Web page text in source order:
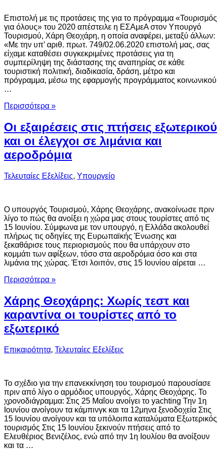
Επιστολή με τις προτάσεις της για το πρόγραμμα «Τουρισμός
για όλους» του 2020 απέστειλε η ΕΣΑμεΑ στον Υπουργό
Τουρισμού, Χάρη Θεοχάρη, η οποία αναφέρει, μεταξύ άλλων:
«Mε την υπ’ αριθ. πρωτ. 749/02.06.2020 επιστολή μας, σας
είχαμε καταθέσει συγκεκριμένες προτάσεις για τη
συμπερίληψη της διάστασης της αναπηρίας σε κάθε
τουριστική πολιτική, διαδικασία, δράση, μέτρο και
πρόγραμμα, μέσω της εφαρμογής προγράμματος κοινωνικού
…
Περισσότερα »
Οι εξαιρέσεις στις πτήσεις εξωτερικού
και οι έλεγχοι σε λιμάνια και
αεροδρόμια
Τελευταίες Εξελίξεις, Υπουργείο
Ο υπουργός Τουρισμού, Χάρης Θεοχάρης, ανακοίνωσε πριν
λίγο το πώς θα ανοίξει η χώρα μας στους τουρίστες από τις
15 Ιουνίου. Σύμφωνα με τον υπουργό, η Ελλάδα ακολουθεί
πλήρως τις οδηγίες της Ευρωπαϊκής Ένωσης και
ξεκαθάρισε τους περιορισμούς που θα υπάρχουν στο
κομμάτι των αφίξεων, τόσο στα αεροδρόμια όσο και στα
λιμάνια της χώρας. Έτσι λοιπόν, στις 15 Ιουνίου αίρεται …
Περισσότερα »
Χάρης Θεοχάρης: Χωρίς τεστ και
καραντίνα οι τουρίστες από το
εξωτερικό
Επικαιρότητα, Τελευταίες Εξελίξεις
Το σχέδιο για την επανεκκίνηση του τουρισμού παρουσίασε
πριν από λίγο ο αρμόδιος υπουργός, Χάρης Θεοχάρης. Το
χρονοδιάγραμμα: Στις 25 Μαΐου ανοίγει το yachting Την 1η
Ιουνίου ανοίγουν τα κάμπινγκ και τα 12μηνα ξενοδοχεία Στις
15 Ιουνίου ανοίγουν και τα υπόλοιπα καταλύματα Εξωτερικός
τουρισμός Στις 15 Ιουνίου ξεκινούν πτήσεις από το
Ελευθέριος Βενιζέλος, ενώ από την 1η Ιουλίου θα ανοίξουν
και τα …